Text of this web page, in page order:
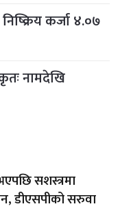
कर्जा ४.०७
नामदेखि
सशस्त्रमा
डीएसपीको सरुवा